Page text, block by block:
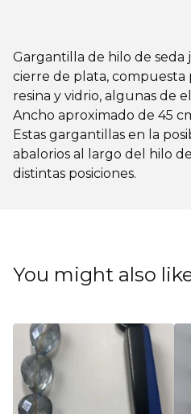
Gargantilla de hilo de seda
cierre de plata, compuesta
resina y vidrio, algunas de
Ancho aproximado de 45
Estas gargantillas en la
abalorios al largo del hilo
distintas posiciones.
You might also